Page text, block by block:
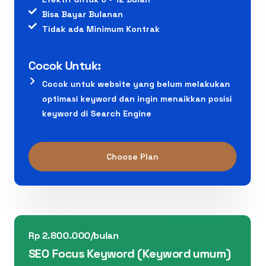
Bisa Bayar Bulanan
Tidak ada Minimum Kontrak
Cocok Untuk:
Cocok untuk website yang belum melakukan
optimasi keyword dan ingin menaikkan posisi
keyword di Search Engine
Choose Plan
Rp 2.800.000/bulan
SEO Focus Keyword (Keyword umum)